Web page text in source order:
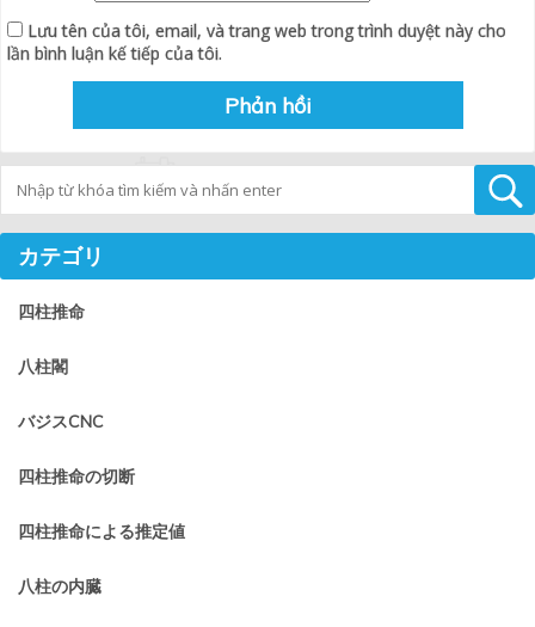
Lưu tên của tôi, email, và trang web trong trình duyệt này cho
lần bình luận kế tiếp của tôi.
カテゴリ
四柱推命
八柱閣
バジスCNC
四柱推命の切断
四柱推命による推定値
八柱の内臓